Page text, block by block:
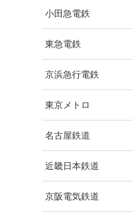
小田急電鉄
東急電鉄
京浜急行電鉄
東京メトロ
名古屋鉄道
近畿日本鉄道
京阪電気鉄道